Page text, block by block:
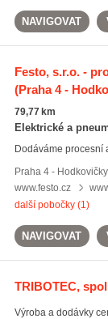
NAVIGOVAT
Festo, s.r.o. -
(Praha 4 -
79,77 km
Elektrické a
Dodáváme procesní
Praha 4 - Hodkovičky
www.festo.cz
další pobočky (1)
NAVIGOVAT
TRIBOTEC,
Výroba a dodávky